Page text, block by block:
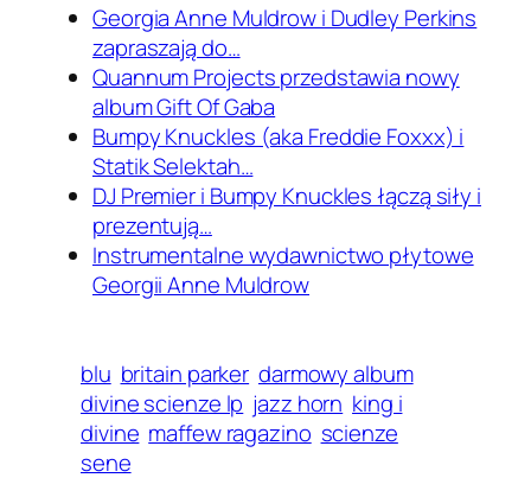
Georgia Anne Muldrow i Dudley Perkins
zapraszają do…
Quannum Projects przedstawia nowy
album Gift Of Gaba
Bumpy Knuckles (aka Freddie Foxxx) i
Statik Selektah…
DJ Premier i Bumpy Knuckles łączą siły i
prezentują…
Instrumentalne wydawnictwo płytowe
Georgii Anne Muldrow
blu britain parker darmowy album
divine scienze lp jazz horn king i
divine maffew ragazino scienze
sene